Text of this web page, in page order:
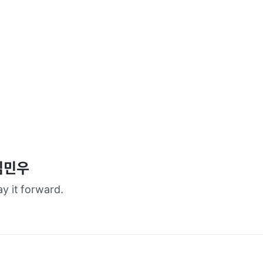
민우
it forward.